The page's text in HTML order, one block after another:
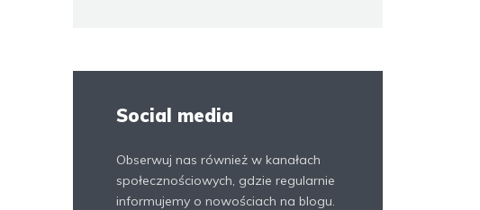
Social media
Obserwuj nas również w kanałach
społecznościowych, gdzie regularnie
informujemy o nowościach na blogu.